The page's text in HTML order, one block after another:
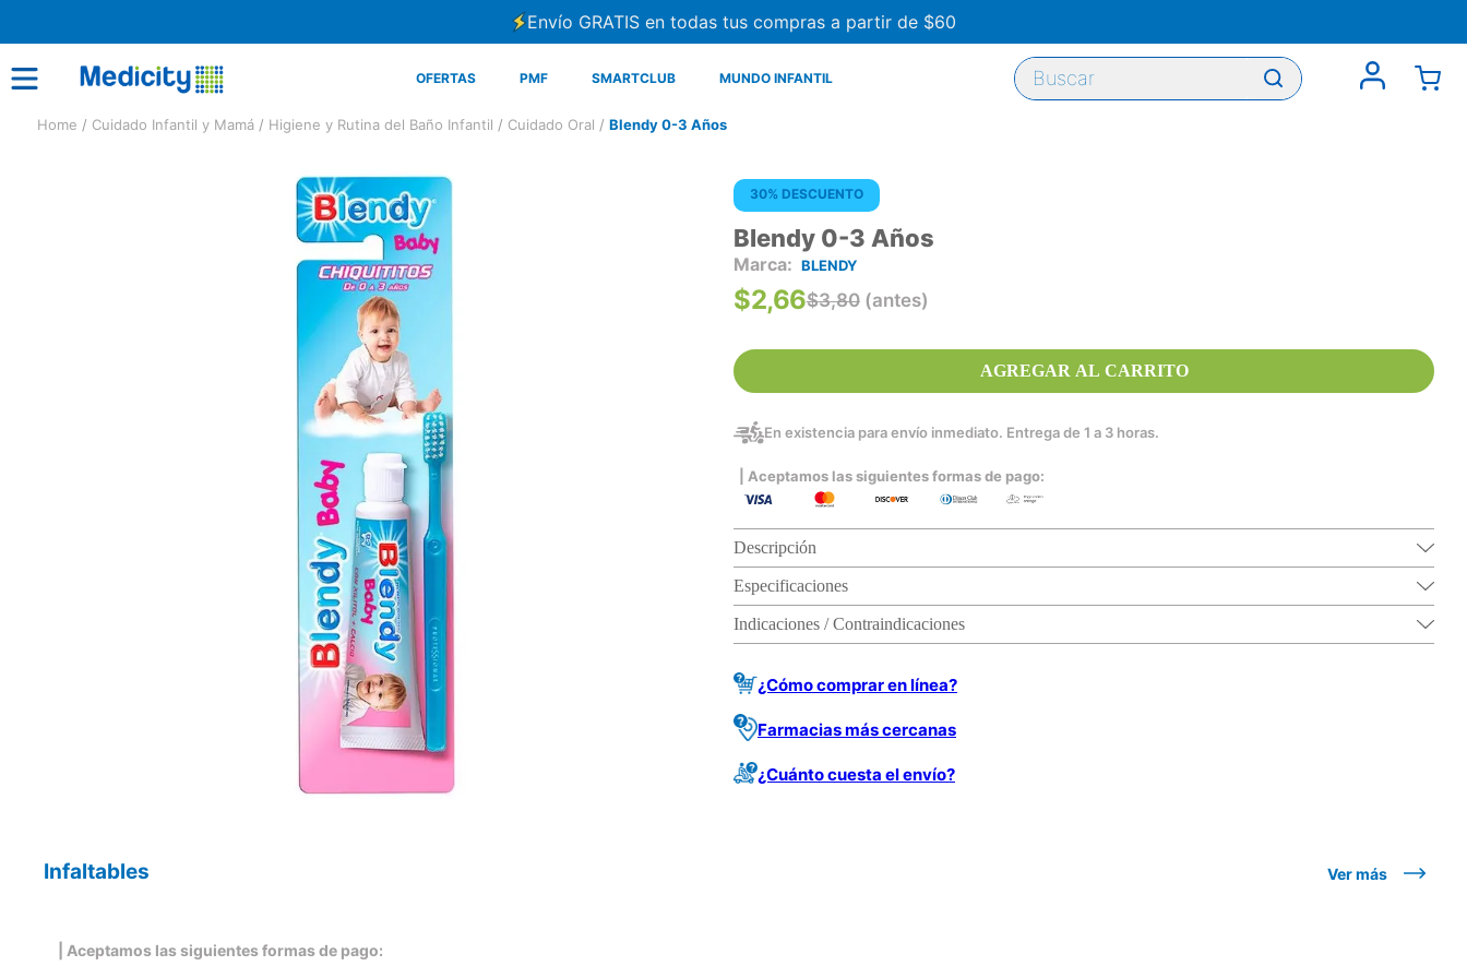
Envío GRATIS en todas tus compras a partir de $60
OFERTAS PMF SMARTCLUB MUNDO INFANTIL
Buscar
Cuidado Infantil y Mamá Higiene y Rutina del Baño Infantil Cuidado Oral Blendy 0-3 Años
30% DESCUENTO
Blendy 0-3 Años
BLENDY
$3,80 (antes)
$2,66
AGREGAR AL CARRITO
En existencia para envío inmediato. Entrega de 1 a 3 horas.
| Aceptamos las siguientes formas de pago:
Descripción
Especificaciones
Indicaciones / Contraindicaciones
¿Cómo comprar en línea?
Farmacias más cercanas
¿Cuánto cuesta el envío?
Infaltables Ver más
| Aceptamos las siguientes formas de pago: